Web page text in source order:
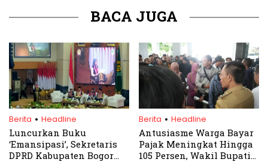
BACA JUGA
Berita . Headline
Luncurkan Buku
‘Emansipasi’, Sekretaris
DPRD Kabupaten Bogor
Berita . Headline
Antusiasme Warga Bayar
Pajak Meningkat Hingga
105 Persen, Wakil Bupati